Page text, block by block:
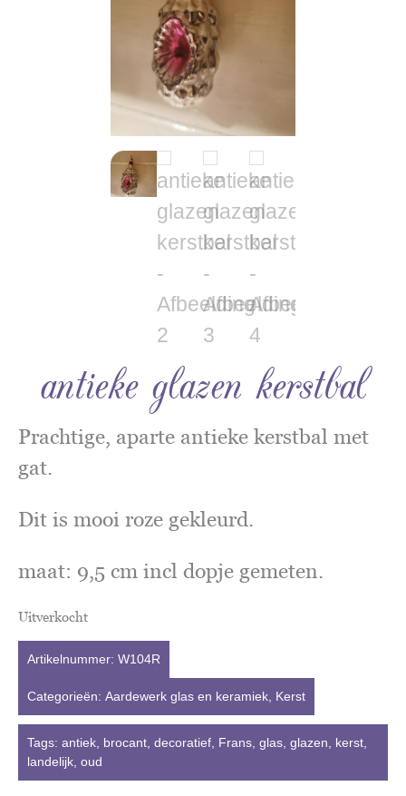
antieke glazen kerstbal
Prachtige, aparte antieke kerstbal met
gat.
Dit is mooi roze gekleurd.
maat: 9,5 cm incl dopje gemeten.
Uitverkocht
Artikelnummer: W104R
Categorieën: Aardewerk glas en keramiek Kerst
Tags: antiek brocant decoratief Frans glas glazen kerst
landelijk oud